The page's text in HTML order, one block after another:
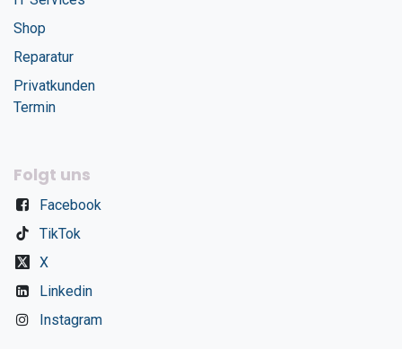
Shop
Reparatur
Privatkunden
Termin
Folgt uns
Facebook
TikTok
X
Linkedin
Instagram